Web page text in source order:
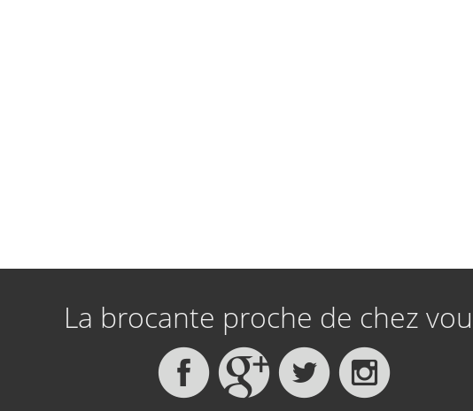
La brocante proche de chez